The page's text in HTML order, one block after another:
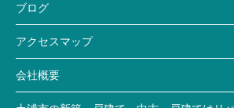
ブログ
アクセスマップ
会社概要